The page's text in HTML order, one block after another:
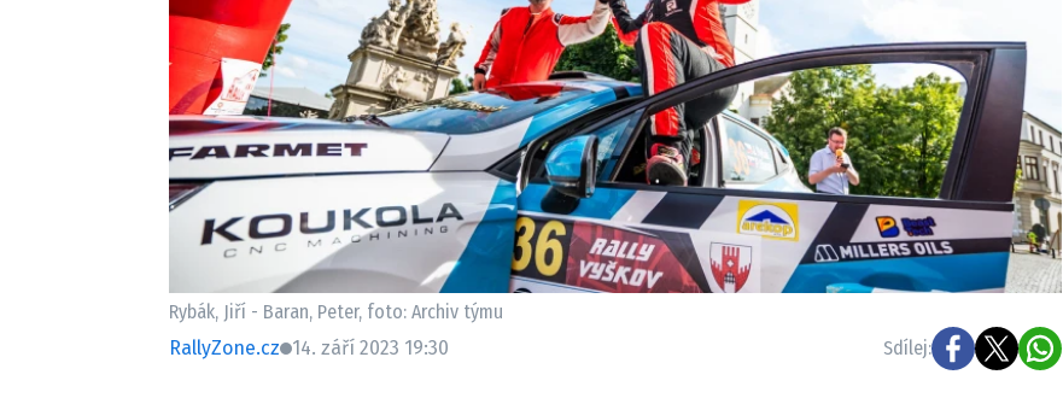
Rybák, Jiří - Baran, Peter, foto: Archiv týmu
RallyZone.cz
14. září 2023 19:30 Sdílej: